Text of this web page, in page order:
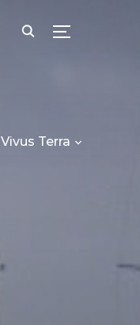
Vivus Terra